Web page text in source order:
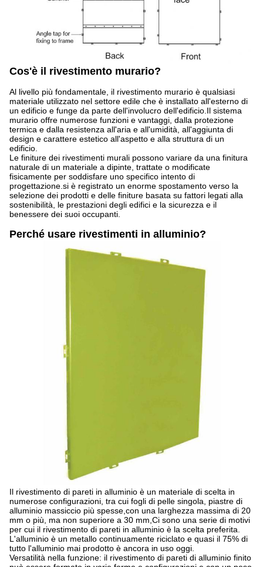
Cos'è il rivestimento murario?
Al livello più fondamentale, il rivestimento murario è qualsiasi
materiale utilizzato nel settore edile che è installato all'esterno di
un edificio e funge da parte dell'involucro dell'edificio.Il sistema
murario offre numerose funzioni e vantaggi, dalla protezione
termica e dalla resistenza all'aria e all'umidità, all'aggiunta di
design e carattere estetico all'aspetto e alla struttura di un
edificio.
Le finiture dei rivestimenti murali possono variare da una finitura
naturale di un materiale a dipinte, trattate o modificate
fisicamente per soddisfare uno specifico intento di
progettazione.si è registrato un enorme spostamento verso la
selezione dei prodotti e delle finiture basata su fattori legati alla
sostenibilità, le prestazioni degli edifici e la sicurezza e il
benessere dei suoi occupanti.
Perché usare rivestimenti in alluminio?
Il rivestimento di pareti in alluminio è un materiale di scelta in
numerose configurazioni, tra cui fogli di pelle singola, piastre di
alluminio massiccio più spesse,con una larghezza massima di 20
mm o più, ma non superiore a 30 mm,Ci sono una serie di motivi
per cui il rivestimento di pareti in alluminio è la scelta preferita.
L'alluminio è un metallo continuamente riciclato e quasi il 75% di
tutto l'alluminio mai prodotto è ancora in uso oggi.
Versatilità nella funzione: il rivestimento di pareti di alluminio finito